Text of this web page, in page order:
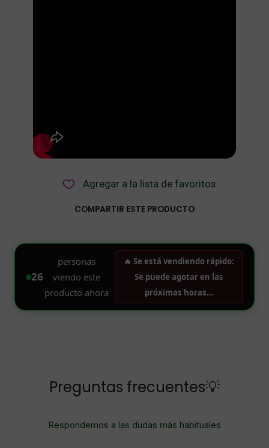
Agregar a la lista de favoritos
COMPARTIR ESTE PRODUCTO
Preguntas frecuentes💡
Respondemos a las dudas más habituales